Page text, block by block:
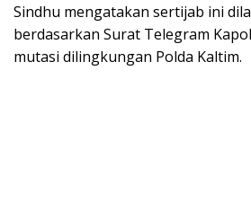
Sindhu mengatakan sertijab ini
berdasarkan Surat Telegram
mutasi dilingkungan Polda Kaltim.